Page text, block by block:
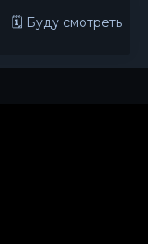
🗓 Буду смотреть